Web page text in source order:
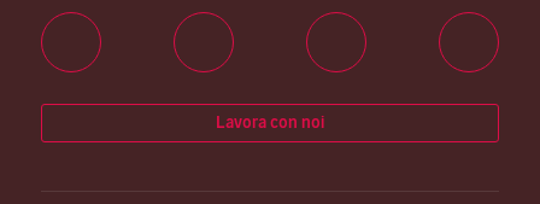
Lavora con noi